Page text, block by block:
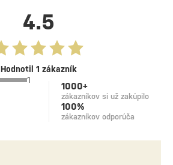
4.5
Hodnotil 1 zákazník
1
1000+
zákazníkov si už zakúpilo
100%
zákazníkov odporúča